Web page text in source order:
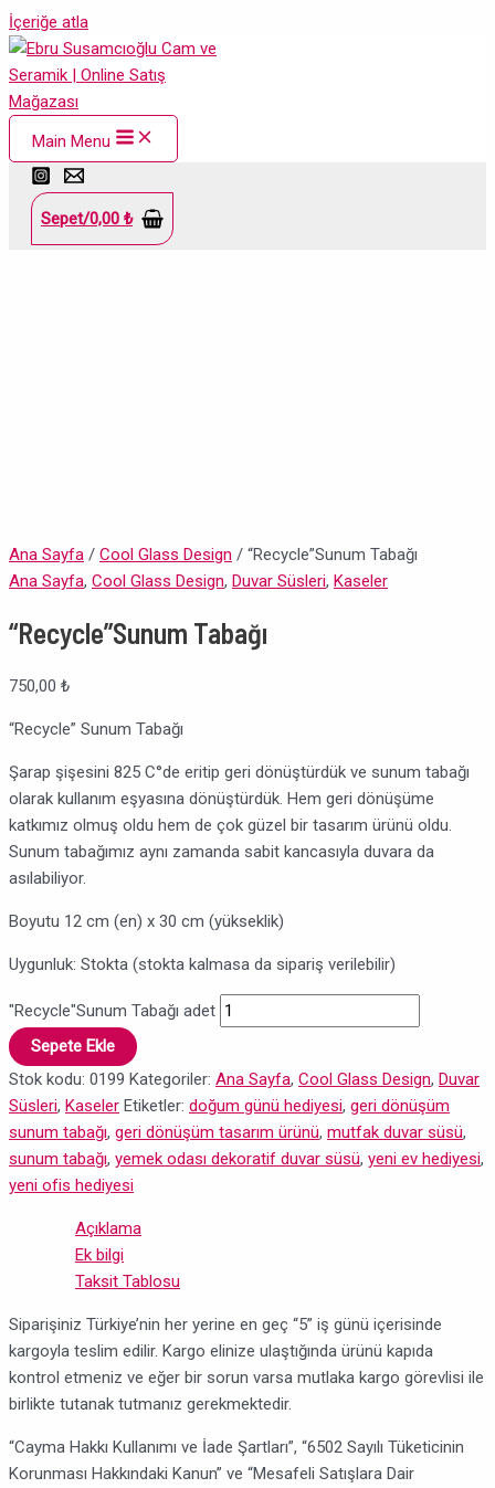
İçeriğe atla
Main Menu
Sepet/0,00 ₺
Ana Sayfa / Cool Glass Design / “Recycle”Sunum Tabağı
Ana Sayfa, Cool Glass Design, Duvar Süsleri, Kaseler
“Recycle”Sunum Tabağı
750,00 ₺
“Recycle” Sunum Tabağı
Şarap şişesini 825 C°de eritip geri dönüştürdük ve sunum tabağı
olarak kullanım eşyasına dönüştürdük. Hem geri dönüşüme
katkımız olmuş oldu hem de çok güzel bir tasarım ürünü oldu.
Sunum tabağımız aynı zamanda sabit kancasıyla duvara da
asılabiliyor.
Boyutu 12 cm (en) x 30 cm (yükseklik)
Uygunluk: Stokta (stokta kalmasa da sipariş verilebilir)
"Recycle"Sunum Tabağı adet
Sepete Ekle
Stok kodu: 0199 Kategoriler: Ana Sayfa, Cool Glass Design, Duvar
Süsleri, Kaseler Etiketler: doğum günü hediyesi, geri dönüşüm
sunum tabağı, geri dönüşüm tasarım ürünü, mutfak duvar süsü,
sunum tabağı, yemek odası dekoratif duvar süsü, yeni ev hediyesi,
yeni ofis hediyesi
Açıklama
Ek bilgi
Taksit Tablosu
Siparişiniz Türkiye’nin her yerine en geç “5” iş günü içerisinde
kargoyla teslim edilir. Kargo elinize ulaştığında ürünü kapıda
kontrol etmeniz ve eğer bir sorun varsa mutlaka kargo görevlisi ile
birlikte tutanak tutmanız gerekmektedir.
“Cayma Hakkı Kullanımı ve İade Şartları”, “6502 Sayılı Tüketicinin
Korunması Hakkındaki Kanun” ve “Mesafeli Satışlara Dair